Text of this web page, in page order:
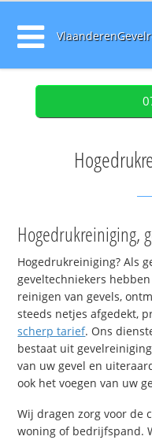
Hogedrukreiniging,
Hogedrukreiniging? Als
geveltechniekers
reinigen van gevels,
steeds netjes afgedekt,
scherp tarief. Ons
bestaat uit
van uw gevel en
ook het voegen van uw
Wij dragen zorg voor de
woning of bedrijfspand.